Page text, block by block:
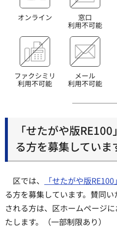
オンライン
窓口
利用不可能
ファクシミリ
利用不可能
メール
利用不可能
「せたがや版
る方を募集していま
区では、 「せたがや版
る方を募集しています。賛同
される方は、区ホームページ
たします。（一部制限あり）